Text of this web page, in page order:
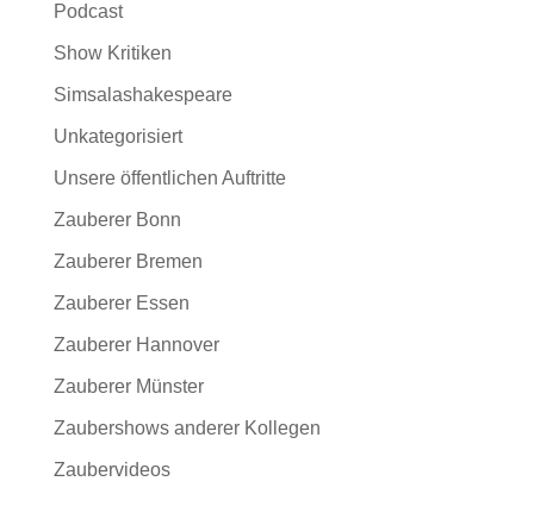
Podcast
Show Kritiken
Simsalashakespeare
Unkategorisiert
Unsere öffentlichen Auftritte
Zauberer Bonn
Zauberer Bremen
Zauberer Essen
Zauberer Hannover
Zauberer Münster
Zaubershows anderer Kollegen
Zaubervideos